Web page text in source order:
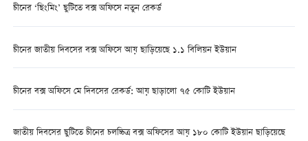
চীনের ‘ছিংমিং’ ছুটিতে বক্স অফিসে নতুন রেকর্ড
চীনের জাতীয় দিবসের বক্স অফিসে আয় ছাড়িয়েছে ১.১ বিলিয়ন ইউয়ান
চীনের বক্স অফিসে মে দিবসের রেকর্ড: আয় ছাড়ালো ৭৫ কোটি ইউয়ান
জাতীয় দিবসের ছুটিতে চীনের চলচ্চিত্র বক্স অফিসের আয় ১৮০ কোটি ইউয়ান ছাড়িয়েছে